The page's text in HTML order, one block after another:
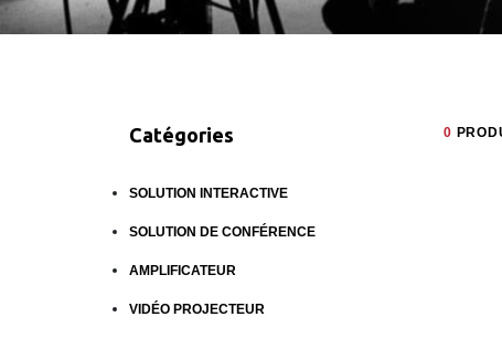
Catégories
SOLUTION INTERACTIVE
SOLUTION DE CONFÉRENCE
AMPLIFICATEUR
VIDÉO PROJECTEUR
0